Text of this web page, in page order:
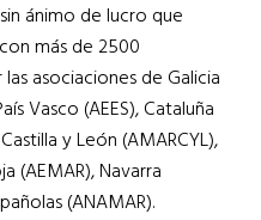
ánimo de lucro que
más de 2500
asociaciones de Galicia
Vasco (AEES), Cataluña
y León (AMARCYL),
(AEMAR), Navarra
(ANAMAR).